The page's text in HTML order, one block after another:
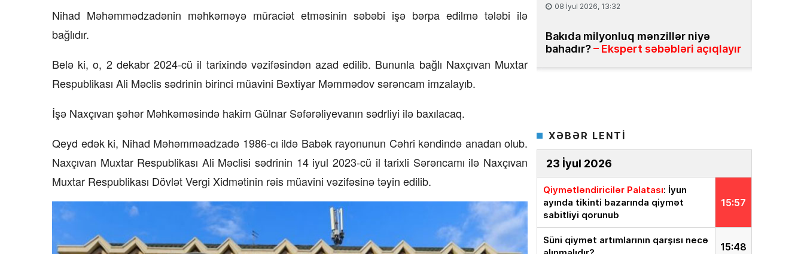
Nihad Məhəmmədzadənin məhkəməyə müraciət etməsinin səbəbi işə bərpa edilmə tələbi ilə
bağlıdır.
Belə ki, o, 2 dekabr 2024-cü il tarixində vəzifəsindən azad edilib. Bununla bağlı Naxçıvan Muxtar
Respublikası Ali Məclis sədrinin birinci müavini Bəxtiyar Məmmədov sərəncam imzalayıb.
İşə Naxçıvan şəhər Məhkəməsində hakim Gülnar Səfərəliyevanın sədrliyi ilə baxılacaq.
Qeyd edək ki, Nihad Məhəmməadzadə 1986-cı ildə Babək rayonunun Cəhri kəndində anadan olub.
Naxçıvan Muxtar Respublikası Ali Məclisi sədrinin 14 iyul 2023-cü il tarixli Sərəncamı ilə Naxçıvan
Muxtar Respublikası Dövlət Vergi Xidmətinin rəis müavini vəzifəsinə təyin edilib.
qarşısı necə
25 İyun 2026, 13:31
Daşınmaz əmlak üzrə vahid məlumat
bazasının yaradılması təklif olunur
XƏBƏR LENTİ
23 İyul 2026
15:57
Qiymətləndiricilər Palatası: İyun
ayında tikinti bazarında qiymət
sabitliyi qorunub
15:48
Süni qiymət artımlarının qarşısı necə